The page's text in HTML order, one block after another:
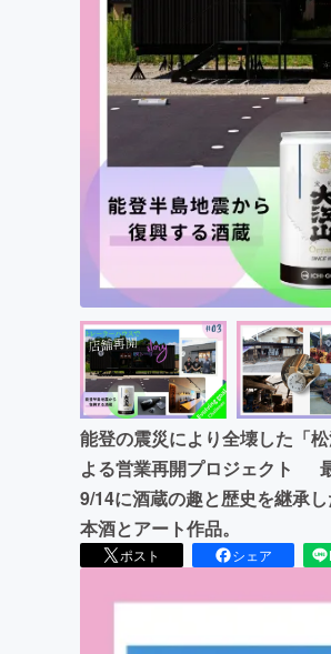
ビジネス・起業
まちづくり・
能登の震災により全壊した「
よる営業再開プロジェクト
9/14に酒蔵の趣と歴史を継承
本酒とアート作品。
ポスト シェア